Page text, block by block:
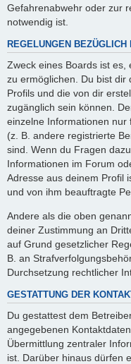
Gefahrenabwehr oder zur
notwendig ist.
REGELUNGEN
Zweck eines Boards ist es,
zu ermöglichen. Du bist dir
Profils und die von dir
zugänglich sein können.
einzelne Informationen
(z. B. andere registrierte
sind. Wenn du Fragen
Informationen im Forum
Adresse aus deinem Profil
und von ihm beauftragte
Andere als die oben
deiner Zustimmung an
auf Grund gesetzlicher
B. an
Durchsetzung rechtlicher
GESTATTUNG DER
Du gestattest dem
angegebenen
Übermittlung zentraler
ist. Darüber hinaus dürfen